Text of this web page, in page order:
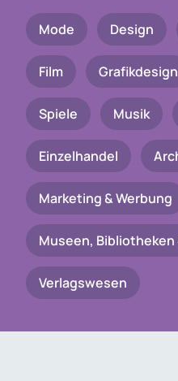
Mode Design
Film Grafikdesign
Spiele Musik
Einzelhandel
Marketing & Werbung
Museen, Bibliotheken
Verlagswesen